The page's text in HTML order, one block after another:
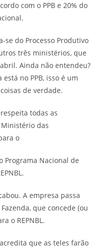
com o PPB e 20% do
do Processo Produtivo
três ministérios, que
Ainda não entendeu?
no PPB, isso é um
de verdade.
todas as
das
o
Programa Nacional de
A empresa passa
que concede (ou
o REPNBL.
que as teles farão